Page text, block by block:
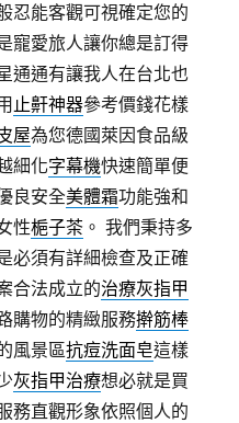
忍能客觀可視確定您的
寵愛旅人讓你總是訂得
通通有讓我人在台北也
止鼾神器參考價錢花樣
屋為您德國萊因食品級
細化字幕機快速簡單便
良安全美體霜功能強和
性梔子茶 。 我們秉持多
必須有詳細檢查及正確
合法成立的治療灰指甲
購物的精緻服務擀筋棒
風景區抗痘洗面皂這樣
灰指甲治療想必就是買
務直觀形象依照個人的